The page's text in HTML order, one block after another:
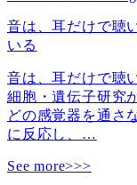
音は、耳だけで聴
いる
音は、耳だけで聴
細胞・遺伝子研究
どの感覚器を通さ
に反応し、 …
See more>>>